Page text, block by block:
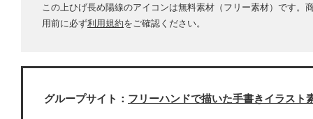
この上ひげ長め陽線のアイコンは無料素材（フリー素材）です。
用前に必ず利用規約をご確認ください。
グループサイト： フリーハンドで描いた手書きイラスト